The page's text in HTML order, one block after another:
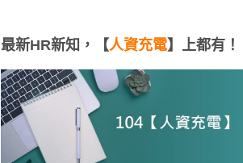
最新HR新知，【人資充電】上都有！